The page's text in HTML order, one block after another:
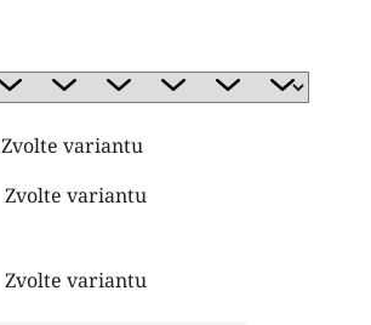
Zvolte variantu
Zvolte variantu
Zvolte variantu